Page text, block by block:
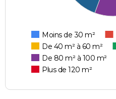
Moins de 30 m²
De 40 m² à 60 m²
De 80 m² à 100 m²
Plus de 120 m²